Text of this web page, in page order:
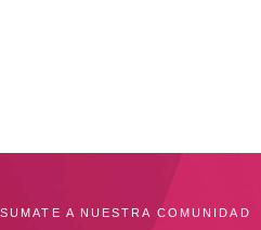
SUMATE A NUESTRA COMUNIDAD